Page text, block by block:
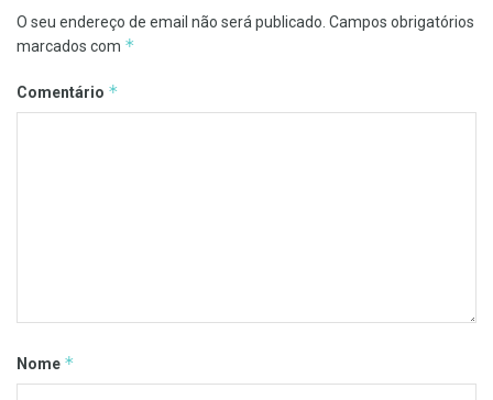
O seu endereço de email não será publicado. Campos obrigatórios
marcados com *
Comentário *
Nome *